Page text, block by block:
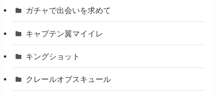
ガチャで出会いを求めて
キャプテン翼マイイレ
キングショット
クレールオブスキュール